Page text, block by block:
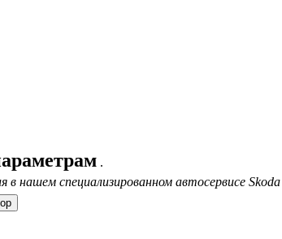
.
нашем специализированном автосервисе Skoda